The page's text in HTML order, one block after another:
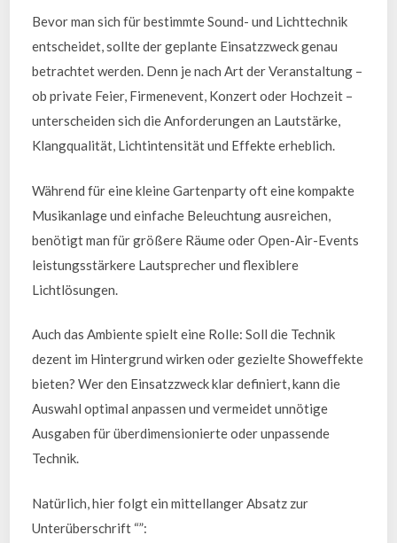
Bevor man sich für bestimmte Sound- und Lichttechnik
entscheidet, sollte der geplante Einsatzzweck genau
betrachtet werden. Denn je nach Art der Veranstaltung –
ob private Feier, Firmenevent, Konzert oder Hochzeit –
unterscheiden sich die Anforderungen an Lautstärke,
Klangqualität, Lichtintensität und Effekte erheblich.
Während für eine kleine Gartenparty oft eine kompakte
Musikanlage und einfache Beleuchtung ausreichen,
benötigt man für größere Räume oder Open-Air-Events
leistungsstärkere Lautsprecher und flexiblere
Lichtlösungen.
Auch das Ambiente spielt eine Rolle: Soll die Technik
dezent im Hintergrund wirken oder gezielte Showeffekte
bieten? Wer den Einsatzzweck klar definiert, kann die
Auswahl optimal anpassen und vermeidet unnötige
Ausgaben für überdimensionierte oder unpassende
Technik.
Natürlich, hier folgt ein mittellanger Absatz zur
Unterüberschrift “”: